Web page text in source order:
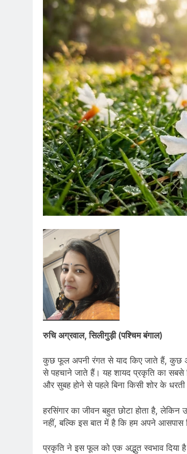
रुचि अग्रवाल, सिलीगुड़ी (पश्चिम बंगाल)
कुछ फूल अपनी रंगत से याद किए जाते हैं, कुछ
से पहचाने जाते हैं। यह शायद प्रकृति का सबसे
और सुबह होने से पहले बिना किसी शोर के धरती
हरसिंगार का जीवन बहुत छोटा होता है, लेकिन
नहीं, बल्कि इस बात में है कि हम अपने आसपास
प्रकृति ने इस फूल को एक अद्भुत स्वभाव